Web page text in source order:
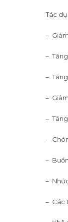
Tác
–
–
–
–
–
–
–
–
– Các